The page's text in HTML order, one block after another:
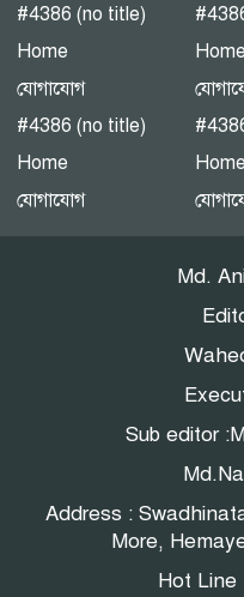
#4386 (no title)
Home
যোগাযোগ
Home
#4386 (no title)
Home
যোগাযোগ
Home
Md.
Sub editor
Address :
More,
Hot Line